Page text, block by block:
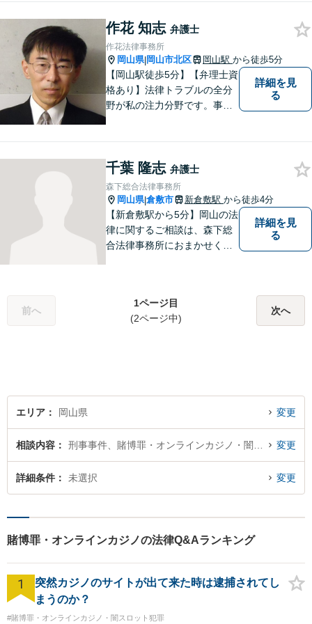
作花 知志 弁護士
作花法律事務所
岡山県|岡山市北区 岡山駅 から徒歩5分
【岡山駅徒歩5分】【弁理士資
格あり】法律トラブルの全分
野が私の注力分野です。事務
ラス対応】【後払い対応】
【日弁連国際人権問題委員会
所属】お困りの方は、お気軽
にご相談下さい。
詳細を見
る
千葉 隆志 弁護士
森下総合法律事務所
岡山県|倉敷市 新倉敷駅 から徒歩4分
【新倉敷駅から5分】岡山の法
律に関するご相談は、森下総
合法律事務所におまかせくだ
詳細を見
る
前へ
1ページ目
(2ページ中)
次へ
エリア 岡山県 変更
相談内容 変更
詳細条件 未選択 変更
賭博罪・オンラインカジノの法律Q&Aランキング
1
突然カジノのサイトが出て来た時は逮捕されてし
まうのか？
#賭博罪・オンラインカジノ・闇スロット犯罪